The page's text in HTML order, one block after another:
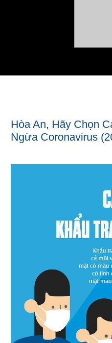
Hòa An, Hãy Chọn
Ngừa Coronavirus